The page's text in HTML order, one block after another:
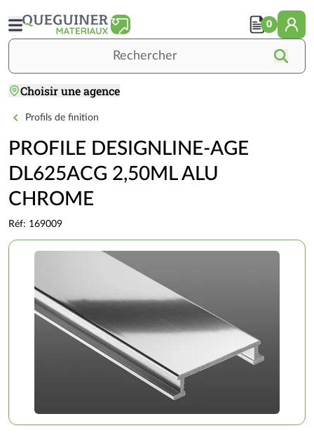
au
contenu
Choisir une agence
0
Accueil
CARRELAGE INTÉRIEUR SOL & MUR
ACCESSOIRES CARRELAGE INTÉRIEUR
Profils de finition
PROFILE DESIGNLINE-AGE
DL625ACG 2,50ML ALU
CHROME
Réf: 169009